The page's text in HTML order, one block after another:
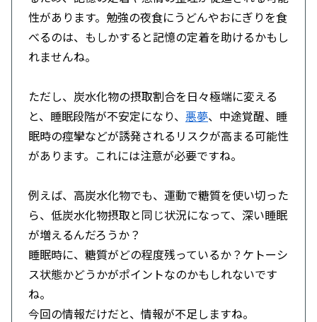
性があります。勉強の夜食にうどんやおにぎりを食
べるのは、もしかすると記憶の定着を助けるかもし
れませんね。
ただし、炭水化物の摂取割合を日々極端に変える
と、睡眠段階が不安定になり、 悪夢、中途覚醒、睡
眠時の痙攣などが誘発されるリスクが高まる可能性
があります。これには注意が必要ですね。
例えば、高炭水化物でも、運動で糖質を使い切った
ら、低炭水化物摂取と同じ状況になって、深い睡眠
が増えるんだろうか？
睡眠時に、糖質がどの程度残っているか？ケトーシ
ス状態かどうかがポイントなのかもしれないです
ね。
今回の情報だけだと、情報が不足しますね。